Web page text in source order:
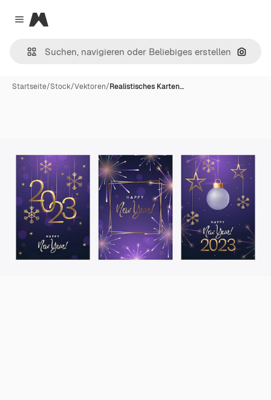
Close menu
Magnific
Nach
Startseite/Stock/Vektoren/Realistisches Karten…